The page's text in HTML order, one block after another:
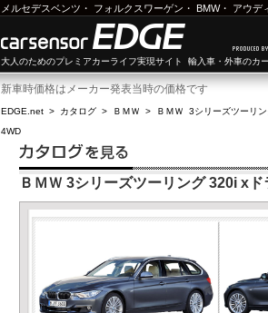
メルセデスベンツ ・ フォルクスワーゲン ・ BMW・ アウデ
大人のためのプレミアカーライフ実現サイト 輸入車・外車のカ
新車時価格はメーカー発表当時の価格です
EDGE.net > カタログ > ＢＭＷ > ＢＭＷ 3シリーズツーリ
4WD
ＢＭＷ 3シリーズツーリング 320i x